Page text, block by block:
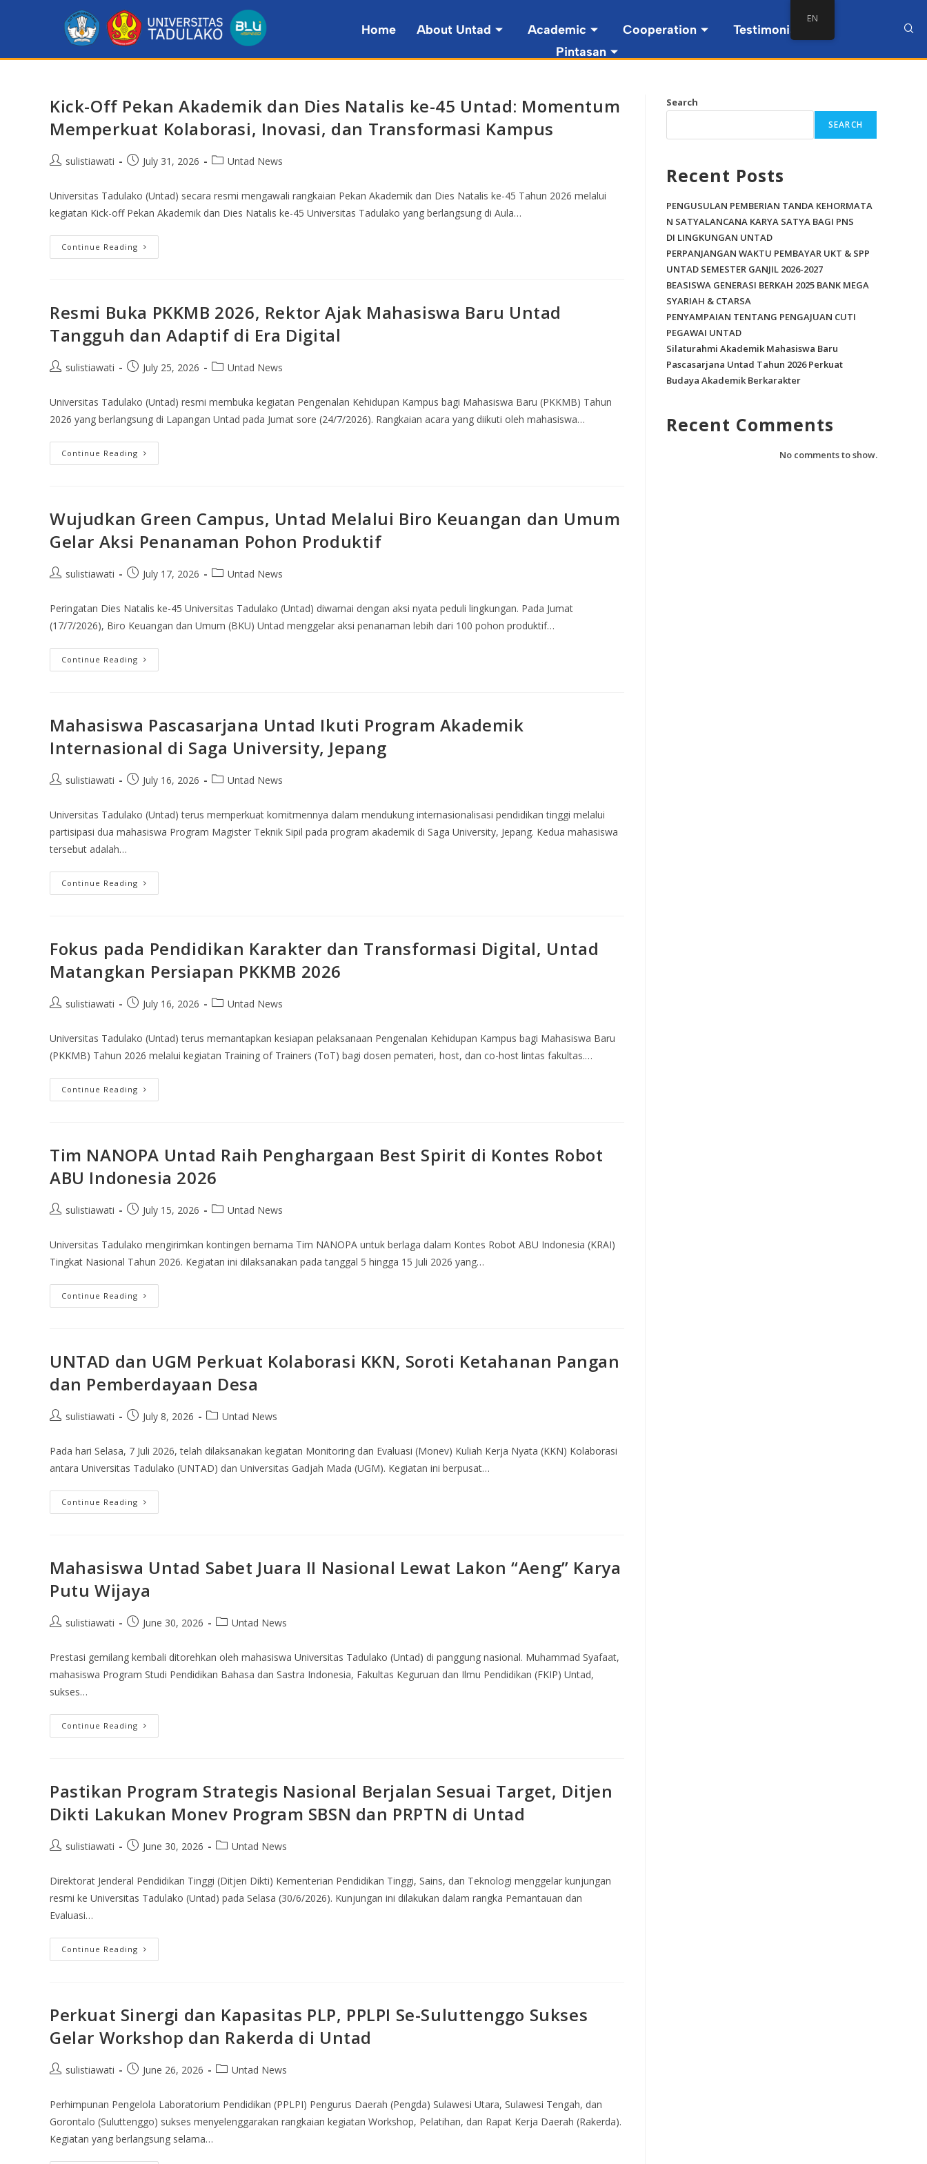
Home About Untad Academic Cooperation
Testimonial
Pintasan
Kick-Off Pekan Akademik dan Dies Natalis ke-45 Untad: Momentum
Memperkuat Kolaborasi, Inovasi, dan Transformasi Kampus
sulistiawati July 31, 2026 Untad News
Universitas Tadulako (Untad) secara resmi mengawali rangkaian Pekan Akademik dan Dies Natalis ke-45 Tahun 2026 melalui
kegiatan Kick-off Pekan Akademik dan Dies Natalis ke-45 Universitas Tadulako yang berlangsung di Aula…
Continue Reading
Resmi Buka PKKMB 2026, Rektor Ajak Mahasiswa Baru Untad
Tangguh dan Adaptif di Era Digital
sulistiawati July 25, 2026 Untad News
Universitas Tadulako (Untad) resmi membuka kegiatan Pengenalan Kehidupan Kampus bagi Mahasiswa Baru (PKKMB) Tahun
2026 yang berlangsung di Lapangan Untad pada Jumat sore (24/7/2026). Rangkaian acara yang diikuti oleh mahasiswa…
Continue Reading
Wujudkan Green Campus, Untad Melalui Biro Keuangan dan Umum
Gelar Aksi Penanaman Pohon Produktif
sulistiawati July 17, 2026 Untad News
Peringatan Dies Natalis ke-45 Universitas Tadulako (Untad) diwarnai dengan aksi nyata peduli lingkungan. Pada Jumat
(17/7/2026), Biro Keuangan dan Umum (BKU) Untad menggelar aksi penanaman lebih dari 100 pohon produktif…
Continue Reading
Mahasiswa Pascasarjana Untad Ikuti Program Akademik
Internasional di Saga University, Jepang
sulistiawati July 16, 2026 Untad News
Universitas Tadulako (Untad) terus memperkuat komitmennya dalam mendukung internasionalisasi pendidikan tinggi melalui
partisipasi dua mahasiswa Program Magister Teknik Sipil pada program akademik di Saga University, Jepang. Kedua mahasiswa
tersebut adalah…
Continue Reading
Fokus pada Pendidikan Karakter dan Transformasi Digital, Untad
Matangkan Persiapan PKKMB 2026
sulistiawati July 16, 2026 Untad News
Universitas Tadulako (Untad) terus memantapkan kesiapan pelaksanaan Pengenalan Kehidupan Kampus bagi Mahasiswa Baru
(PKKMB) Tahun 2026 melalui kegiatan Training of Trainers (ToT) bagi dosen pemateri, host, dan co-host lintas fakultas.…
Continue Reading
Tim NANOPA Untad Raih Penghargaan Best Spirit di Kontes Robot
ABU Indonesia 2026
sulistiawati July 15, 2026 Untad News
Universitas Tadulako mengirimkan kontingen bernama Tim NANOPA untuk berlaga dalam Kontes Robot ABU Indonesia (KRAI)
Tingkat Nasional Tahun 2026. Kegiatan ini dilaksanakan pada tanggal 5 hingga 15 Juli 2026 yang…
Continue Reading
UNTAD dan UGM Perkuat Kolaborasi KKN, Soroti Ketahanan Pangan
dan Pemberdayaan Desa
sulistiawati July 8, 2026 Untad News
Pada hari Selasa, 7 Juli 2026, telah dilaksanakan kegiatan Monitoring dan Evaluasi (Monev) Kuliah Kerja Nyata (KKN) Kolaborasi
antara Universitas Tadulako (UNTAD) dan Universitas Gadjah Mada (UGM). Kegiatan ini berpusat…
Continue Reading
Mahasiswa Untad Sabet Juara II Nasional Lewat Lakon “Aeng” Karya
Putu Wijaya
sulistiawati June 30, 2026 Untad News
Prestasi gemilang kembali ditorehkan oleh mahasiswa Universitas Tadulako (Untad) di panggung nasional. Muhammad Syafaat,
mahasiswa Program Studi Pendidikan Bahasa dan Sastra Indonesia, Fakultas Keguruan dan Ilmu Pendidikan (FKIP) Untad,
sukses…
Continue Reading
Pastikan Program Strategis Nasional Berjalan Sesuai Target, Ditjen
Dikti Lakukan Monev Program SBSN dan PRPTN di Untad
sulistiawati June 30, 2026 Untad News
Direktorat Jenderal Pendidikan Tinggi (Ditjen Dikti) Kementerian Pendidikan Tinggi, Sains, dan Teknologi menggelar kunjungan
resmi ke Universitas Tadulako (Untad) pada Selasa (30/6/2026). Kunjungan ini dilakukan dalam rangka Pemantauan dan
Evaluasi…
Continue Reading
Perkuat Sinergi dan Kapasitas PLP, PPLPI Se-Suluttenggo Sukses
Gelar Workshop dan Rakerda di Untad
sulistiawati June 26, 2026 Untad News
Perhimpunan Pengelola Laboratorium Pendidikan (PPLPI) Pengurus Daerah (Pengda) Sulawesi Utara, Sulawesi Tengah, dan
Gorontalo (Suluttenggo) sukses menyelenggarakan rangkaian kegiatan Workshop, Pelatihan, dan Rapat Kerja Daerah (Rakerda).
Kegiatan yang berlangsung selama…
Search
SEARCH
Recent Posts
PENGUSULAN PEMBERIAN TANDA KEHORMATA
N SATYALANCANA KARYA SATYA BAGI PNS
DI LINGKUNGAN UNTAD
PERPANJANGAN WAKTU PEMBAYAR UKT & SPP
UNTAD SEMESTER GANJIL 2026-2027
BEASISWA GENERASI BERKAH 2025 BANK MEGA
SYARIAH & CTARSA
PENYAMPAIAN TENTANG PENGAJUAN CUTI
PEGAWAI UNTAD
Silaturahmi Akademik Mahasiswa Baru
Pascasarjana Untad Tahun 2026 Perkuat
Budaya Akademik Berkarakter
Recent Comments
No comments to show.
EN